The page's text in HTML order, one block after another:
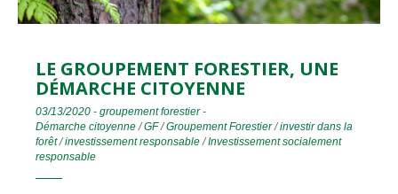
LE GROUPEMENT FORESTIER, UNE
DÉMARCHE CITOYENNE
03/13/2020 - groupement forestier-
Démarche citoyenne/GF/Groupement Forestier/investir dans la
forêt/investissement responsable/Investissement socialement
responsable